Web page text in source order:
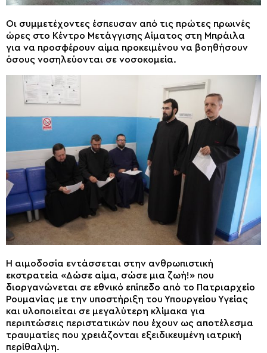
Οι συμμετέχοντες έσπευσαν από τις πρώτες πρωινές
ώρες στο Κέντρο Μετάγγισης Αίματος στη Μπράιλα
για να προσφέρουν αίμα προκειμένου να βοηθήσουν
όσους νοσηλεύονται σε νοσοκομεία.
Η αιμοδοσία εντάσσεται στην ανθρωπιστική
εκστρατεία «Δώσε αίμα, σώσε μια ζωή!» που
διοργανώνεται σε εθνικό επίπεδο από το Πατριαρχείο
Ρουμανίας με την υποστήριξη του Υπουργείου Υγείας
και υλοποιείται σε μεγαλύτερη κλίμακα για
περιπτώσεις περιστατικών που έχουν ως αποτέλεσμα
τραυματίες που χρειάζονται εξειδικευμένη ιατρική
περίθαλψη.